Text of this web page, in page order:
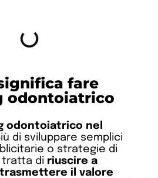
fare
odontoiatrico
odontoiatrico nel
di sviluppare semplici
o strategie di
tratta di riuscire a
il valore